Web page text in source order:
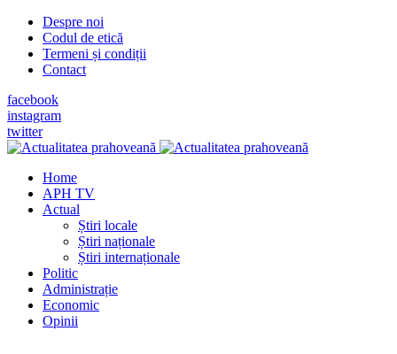
Despre noi
Codul de etică
Termeni și condiții
Contact
facebook
instagram
twitter
Home
APH TV
Actual
Știri locale
Știri naționale
Știri internaționale
Politic
Administrație
Economic
Opinii